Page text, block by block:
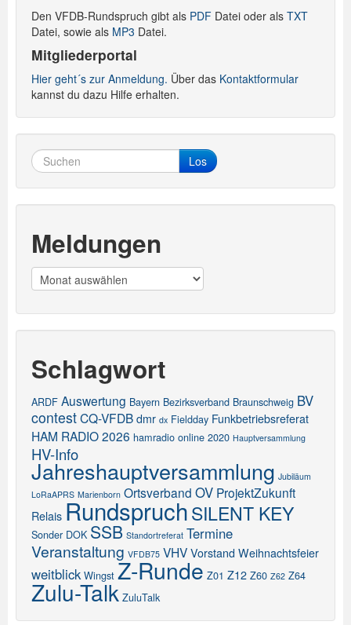
Den VFDB-Rundspruch gibt als PDF Datei oder als TXT
Datei, sowie als MP3 Datei.
Mitgliederportal
Hier geht´s zur Anmeldung. Über das Kontaktformular
kannst du dazu Hilfe erhalten.
Los
Meldungen
Meldungen
Schlagwort
ARDF Auswertung Bayern Bezirksverband Braunschweig BV
contestCQ-VFDB dmr dx Fieldday Funkbetriebsreferat
HAM RADIO 2026 hamradio online 2020 Hauptversammlung
HV-Info
Jahreshauptversammlung Jubiläum
LoRaAPRS Marienborn Ortsverband OV ProjektZukunft
Relais RundspruchSILENT KEY
Sonder DOK SSB Standortreferat Termine
Veranstaltung VFDB75 VHV Vorstand Weihnachtsfeier
weitblick Wingst Z-Runde Z01 Z12 Z60 Z62 Z64
Zulu-Talk ZuluTalk